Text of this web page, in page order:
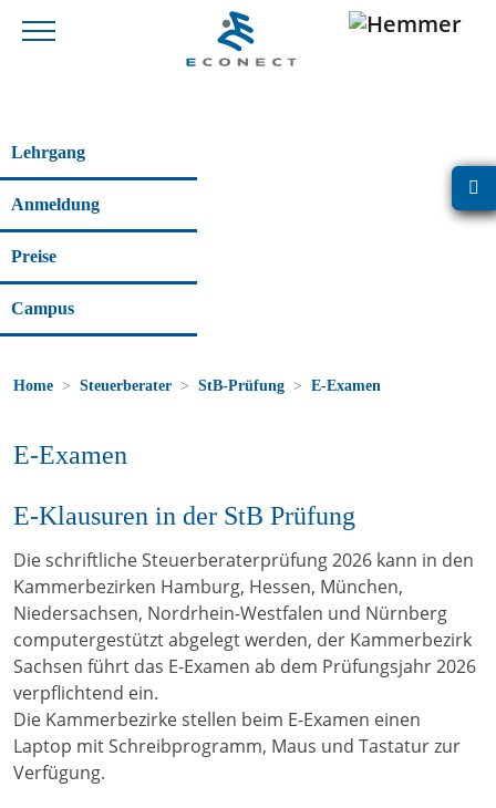
Lehrgang
Anmeldung
Preise
Campus
Home Steuerberater StB-Prüfung E-Examen
E-Examen
E-Klausuren in der StB Prüfung
Die schriftliche Steuerberaterprüfung 2026 kann in den
Kammerbezirken Hamburg, Hessen, München,
Niedersachsen, Nordrhein-Westfalen und Nürnberg
computergestützt abgelegt werden, der Kammerbezirk
Sachsen führt das E-Examen ab dem Prüfungsjahr 2026
verpflichtend ein.
Die Kammerbezirke stellen beim E-Examen einen
Laptop mit Schreibprogramm, Maus und Tastatur zur
Verfügung.